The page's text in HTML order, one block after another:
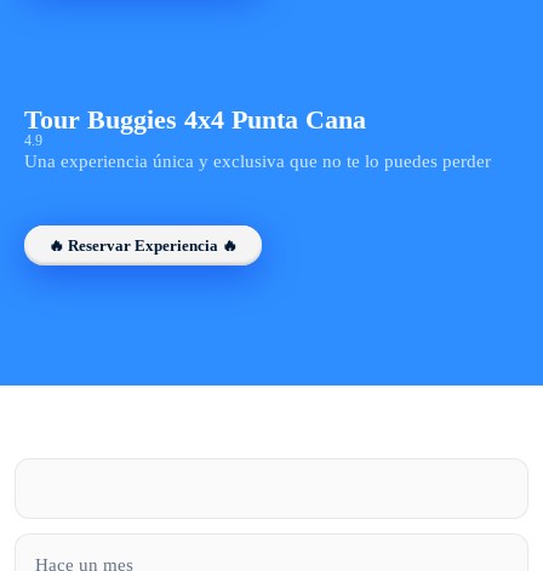
Tour Buggies 4x4 Punta Cana
4.9
Una experiencia única y exclusiva que no te lo puedes perder
🔥 Reservar Experiencia 🔥
Hace un mes